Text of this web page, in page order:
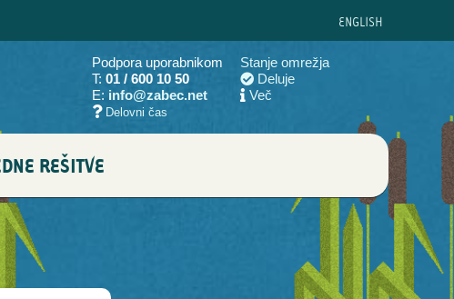
ENGLISH
Podpora uporabnikom
T: 01 / 600 10 50
E: info@zabec.net
Delovni čas
Stanje omrežja
Deluje
Več
REŠITVE